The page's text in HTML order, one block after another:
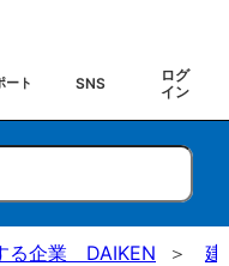
ート SNS
ログ
イン
る企業 DAIKEN 建